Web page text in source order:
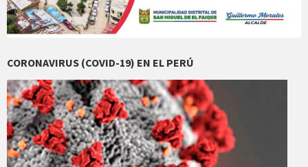
CORONAVIRUS (COVID-19) EN EL PERÚ